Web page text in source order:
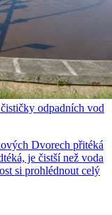
odpadních vod
Dvorech přitéká
je čistší než voda
si prohlédnout celý